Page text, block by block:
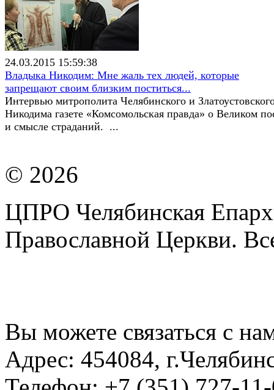
24.03.2015 15:59:38
Владыка Никодим: Мне жаль тех людей, которые
запрещают своим близким поститься...
Интервью митрополита Челябинского и
Никодима газете «Комсомольская правда» о Великом
и смысле страданий. ...
© 2026
ЦПРО Челябинская
Православной Церкви.
Вы можете связаться с
Адрес: 454084,